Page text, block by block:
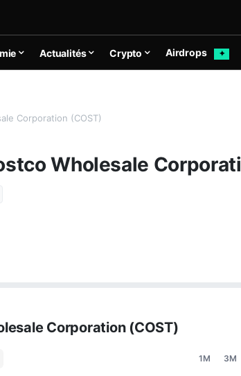
Actualités Crypto Airdrops ✦
Corporation (COST)
Wholesale
Corporation (COST)
1M 3M